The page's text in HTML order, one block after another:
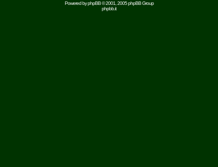
Powered byphpBB© 2001, 2005 phpBB Group
phpbb.it